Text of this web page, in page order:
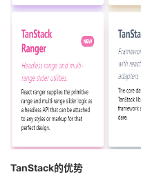
TanStack的优势